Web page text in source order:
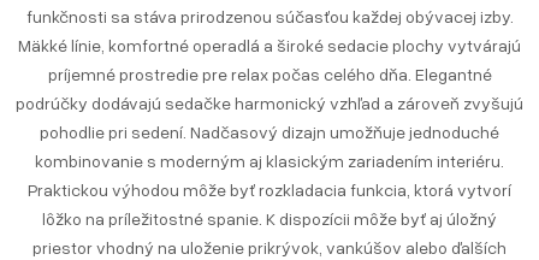
funkčnosti sa stáva prirodzenou súčasťou každej obývacej izby.
Mäkké línie, komfortné operadlá a široké sedacie plochy vytvárajú
príjemné prostredie pre relax počas celého dňa. Elegantné
podrúčky dodávajú sedačke harmonický vzhľad a zároveň zvyšujú
pohodlie pri sedení. Nadčasový dizajn umožňuje jednoduché
kombinovanie s moderným aj klasickým zariadením interiéru.
Praktickou výhodou môže byť rozkladacia funkcia, ktorá vytvorí
lôžko na príležitostné spanie. K dispozícii môže byť aj úložný
priestor vhodný na uloženie prikrývok, vankúšov alebo ďalších